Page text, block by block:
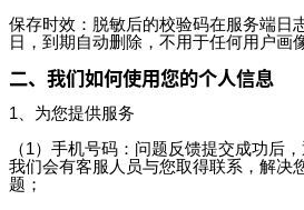
保存时效：脱敏后的校验码在服务端日
日，到期自动删除，不用于任何用户画
二、我们如何使用您的个人信息
1、为您提供服务
（1）手机号码：问题反馈提交成功后
我们会有客服人员与您取得联系，解决
题；